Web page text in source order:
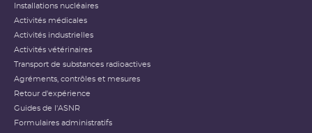
Installations nucléaires
Activités médicales
Activités industrielles
Activités vétérinaires
Transport de substances radioactives
Agréments, contrôles et mesures
Retour d'expérience
Guides de l'ASNR
Formulaires administratifs